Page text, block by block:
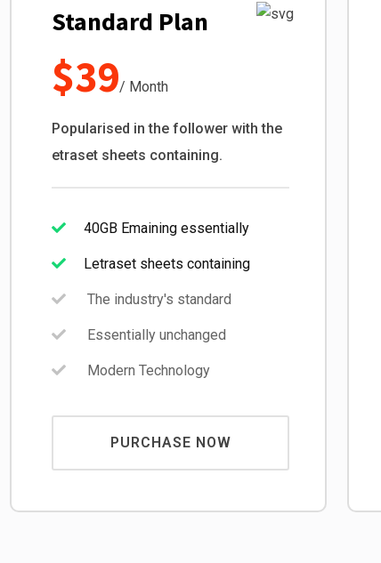
Standard Plan
$39/ Month
Popularised in the follower with the
etraset sheets containing.
40GB Emaining essentially
Letraset sheets containing
The industry's standard
Essentially unchanged
Modern Technology
PURCHASE NOW